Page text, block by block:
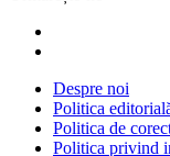
Despre noi
Politica
Politica de
Politica privind